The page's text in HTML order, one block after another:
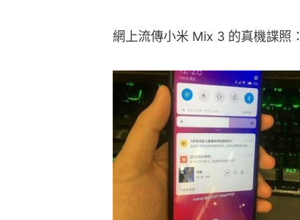
網上流傳小米 Mix 3 的真機諜照：